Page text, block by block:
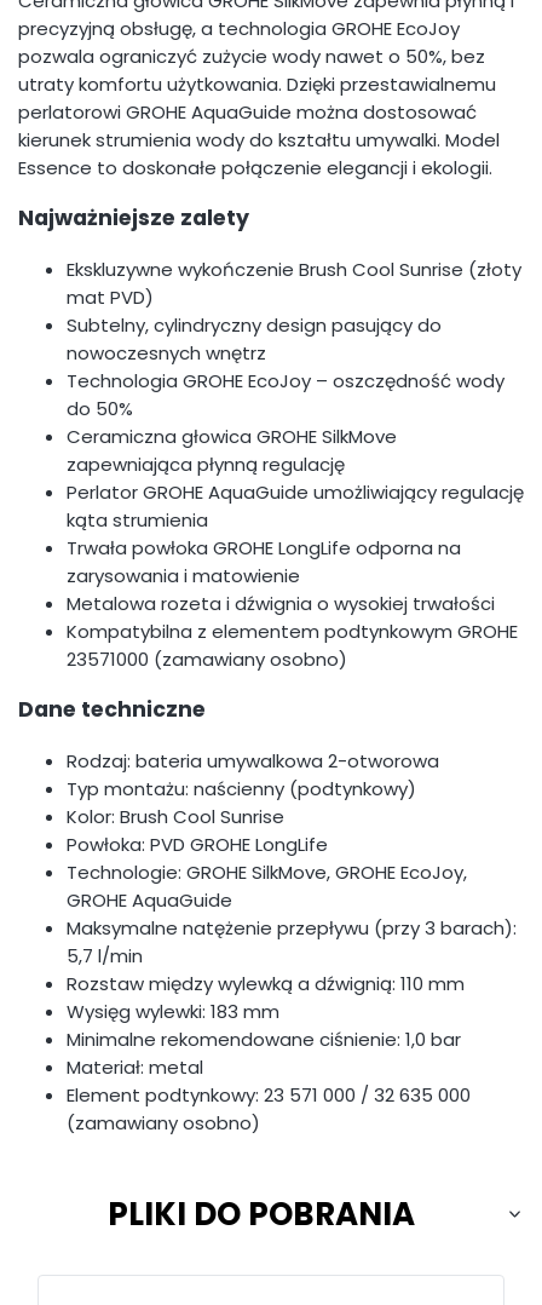
precyzyjną obsługę, a technologia GROHE EcoJoy
pozwala ograniczyć zużycie wody nawet o 50%, bez
utraty komfortu użytkowania. Dzięki przestawialnemu
perlatorowi GROHE AquaGuide można dostosować
kierunek strumienia wody do kształtu umywalki. Model
Essence to doskonałe połączenie elegancji i ekologii.
Najważniejsze zalety
Ekskluzywne wykończenie Brush Cool Sunrise (złoty
mat PVD)
Subtelny, cylindryczny design pasujący do
nowoczesnych wnętrz
Technologia GROHE EcoJoy – oszczędność wody
do 50%
Ceramiczna głowica GROHE SilkMove
zapewniająca płynną regulację
Perlator GROHE AquaGuide umożliwiający regulację
kąta strumienia
Trwała powłoka GROHE LongLife odporna na
zarysowania i matowienie
Metalowa rozeta i dźwignia o wysokiej trwałości
Kompatybilna z elementem podtynkowym GROHE
23571000 (zamawiany osobno)
Dane techniczne
Rodzaj: bateria umywalkowa 2-otworowa
Typ montażu: naścienny (podtynkowy)
Kolor: Brush Cool Sunrise
Powłoka: PVD GROHE LongLife
Technologie: GROHE SilkMove, GROHE EcoJoy,
GROHE AquaGuide
Maksymalne natężenie przepływu (przy 3 barach):
5,7 l/min
Rozstaw między wylewką a dźwignią: 110 mm
Wysięg wylewki: 183 mm
Minimalne rekomendowane ciśnienie: 1,0 bar
Materiał: metal
Element podtynkowy: 23 571 000 / 32 635 000
(zamawiany osobno)
PLIKI DO POBRANIA